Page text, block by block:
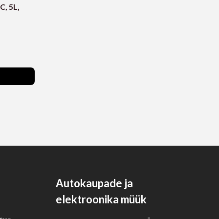
5L,
Autokaupade ja
elektroonika müük